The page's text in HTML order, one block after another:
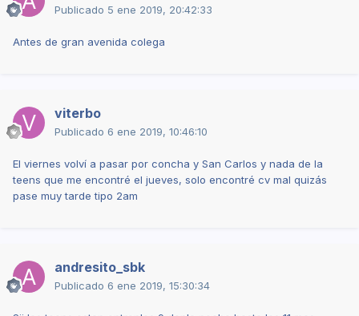
Publicado 5 ene 2019, 20:42:33
Antes de gran avenida colega
viterbo
Publicado 6 ene 2019, 10:46:10
El viernes volví a pasar por concha y San Carlos y nada de la
teens que me encontré el jueves, solo encontré cv mal quizás
pase muy tarde tipo 2am
andresito_sbk
Publicado 6 ene 2019, 15:30:34